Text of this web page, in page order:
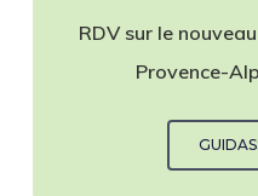
RDV sur le
Provence-